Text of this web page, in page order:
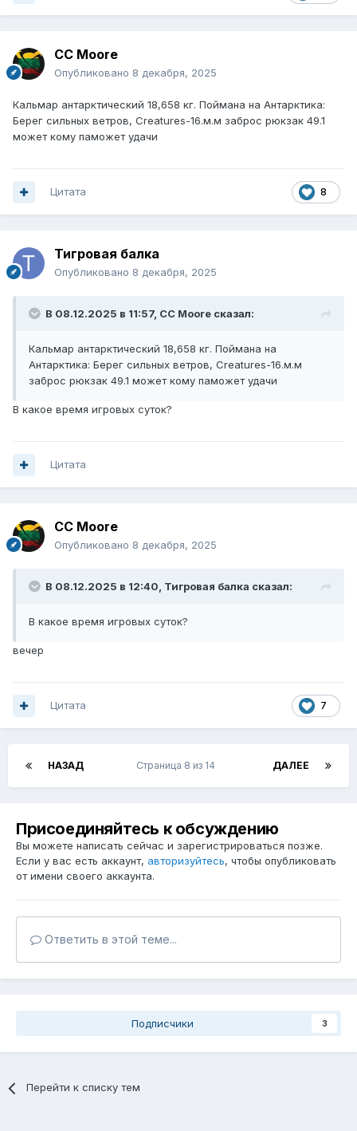
CC Moore
Опубликовано 8 декабря, 2025
Кальмар антарктический 18,658 кг. Поймана на Антарктика:
Берег сильных ветров, Creatures-16.м.м заброс рюкзак 49.1
может кому паможет удачи
8
Цитата
Тигровая балка
Опубликовано 8 декабря, 2025
В 08.12.2025 в 11:57, CC Moore сказал:
Кальмар антарктический 18,658 кг. Поймана на
Антарктика: Берег сильных ветров, Creatures-16.м.м
заброс рюкзак 49.1 может кому паможет удачи
В какое время игровых суток?
Цитата
CC Moore
Опубликовано 8 декабря, 2025
В 08.12.2025 в 12:40, Тигровая балка сказал:
В какое время игровых суток?
вечер
7
Цитата
НАЗАД ДАЛЕЕ
Страница 8 из 14
Присоединяйтесь к обсуждению
Вы можете написать сейчас и зарегистрироваться позже.
Если у вас есть аккаунт, авторизуйтесь, чтобы опубликовать
от имени своего аккаунта.
Ответить в этой теме...
Подписчики 3
Перейти к списку тем